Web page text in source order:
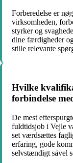
Forberedelse er
virksomheden,
styrker og
dine færdigheder
stille relevante
Hvilke
forbindelse
De mest
fuldtidsjob i Vejle
set værdsættes
erfaring, gode
selvstændigt såvel